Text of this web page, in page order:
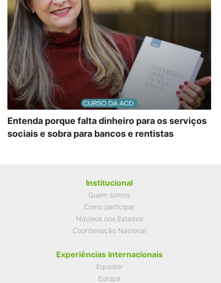
Entenda porque falta dinheiro para os serviços
sociais e sobra para bancos e rentistas
Institucional
Quem somos
Como participar
Núcleos nos Estados
Coordenação Nacional
Experiências Internacionais
Equador
Europa